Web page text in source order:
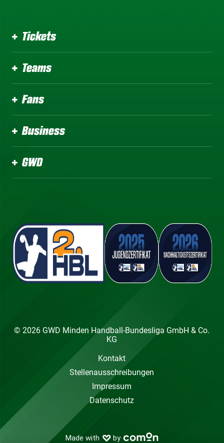
Tickets
Teams
Fans
Business
GWD
© 2026 GWD Minden Handball-Bundesliga GmbH & Co.
KG
Kontakt
Stellenausschreibungen
Impressum
Datenschutz